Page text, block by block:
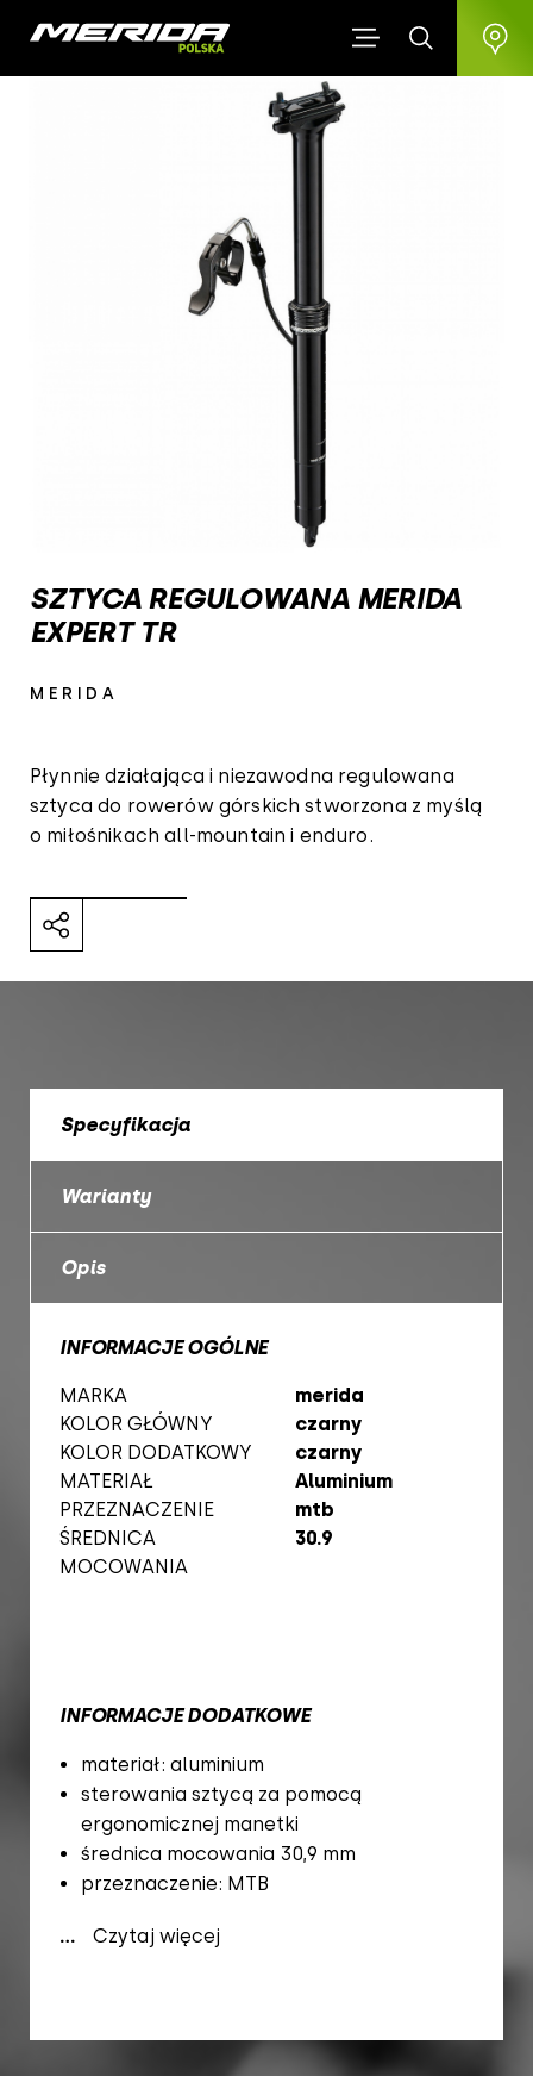
SZTYCA REGULOWANA MERIDA
EXPERT TR
MERIDA
Płynnie działająca i niezawodna regulowana
sztyca do rowerów górskich stworzona z myślą
o miłośnikach all-mountain i enduro.
Specyfikacja
Warianty
Opis
INFORMACJE OGÓLNE
MARKA
merida
KOLOR GŁÓWNY
czarny
KOLOR DODATKOWY
czarny
MATERIAŁ
Aluminium
PRZEZNACZENIE
mtb
ŚREDNICA
MOCOWANIA
30.9
INFORMACJE DODATKOWE
materiał: aluminium
sterowania sztycą za pomocą
ergonomicznej manetki
średnica mocowania 30,9 mm
przeznaczenie: MTB
... Czytaj więcej